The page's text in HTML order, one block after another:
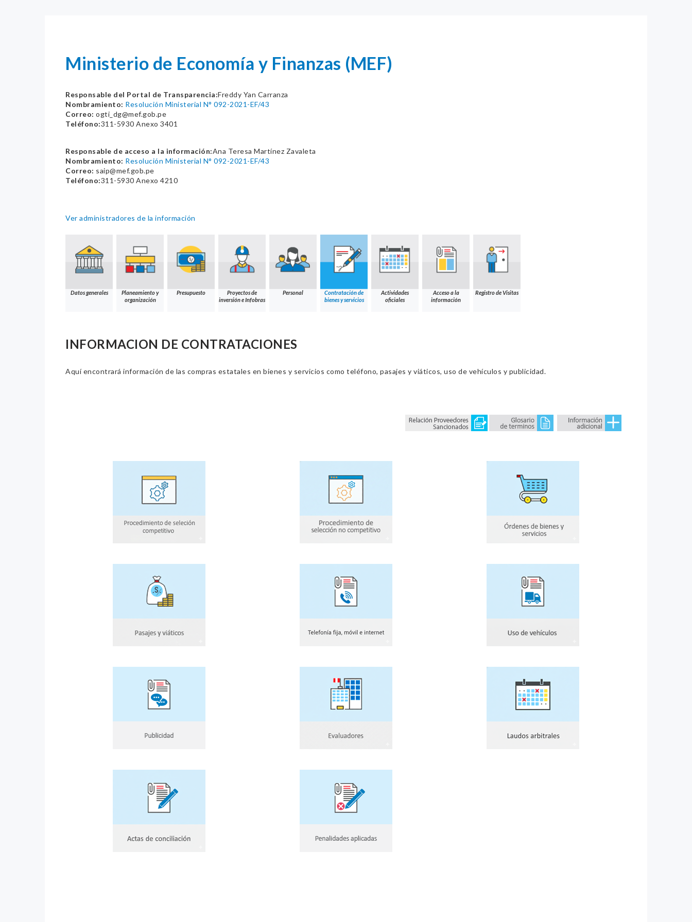
Ministerio de Economía y Finanzas (MEF)
Responsable del Portal de Transparencia:Freddy Yan Carranza
Nombramiento: Resolución Ministerial N° 092-2021-EF/43
Correo: ogti_dg@mef.gob.pe
Teléfono:311-5930 Anexo 3401
Responsable de acceso a la información:Ana Teresa Martínez Zavaleta
Nombramiento: Resolución Ministerial N° 092-2021-EF/43
Correo: saip@mef.gob.pe
Teléfono:311-5930 Anexo 4210
Ver administradores de la información
Datos generales
Planeamiento y
organización
Presupuesto
Proyectos de
inversión e Infobras
Personal
Contratación de
bienes y servicios
Actividades
oficiales
Acceso a la
información
Registro de Visitas
INFORMACION DE CONTRATACIONES
Aquí encontrará información de las compras estatales en bienes y servicios como teléfono, pasajes y viáticos, uso de vehículos y publicidad.